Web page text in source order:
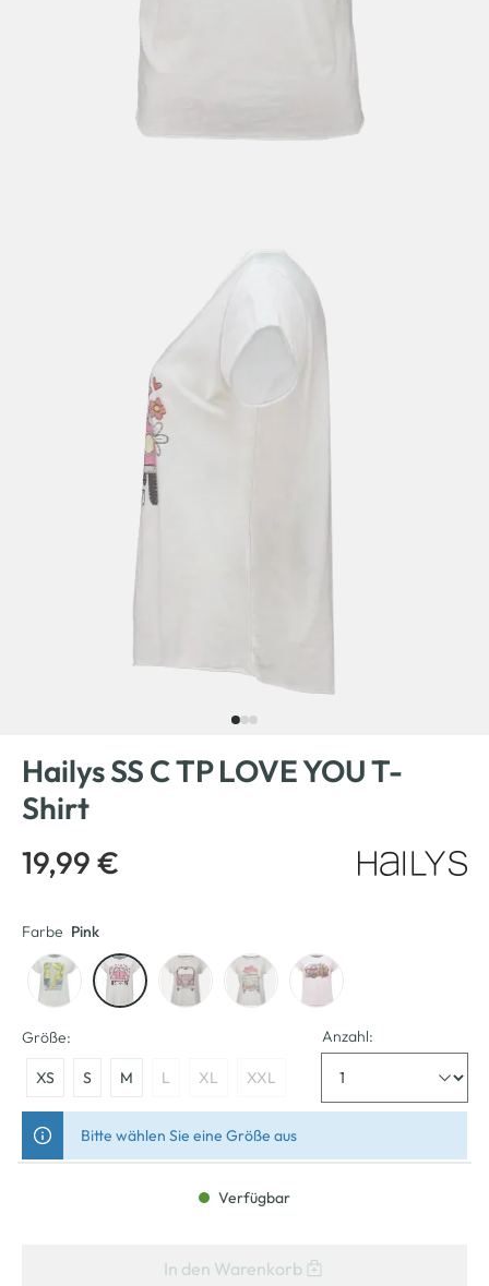
Hailys SS C TP LOVE YOU T-
Shirt
19,99 €
Farbe Pink
Größe:
XS S M L XL XXL
Anzahl:
Bitte wählen Sie eine Größe aus
Verfügbar
In den Warenkorb